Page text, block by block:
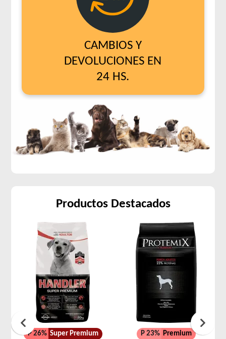
CAMBIOS Y
DEVOLUCIONES EN
24 HS.
Productos Destacados
P 26% Super Premium P 23% Premium